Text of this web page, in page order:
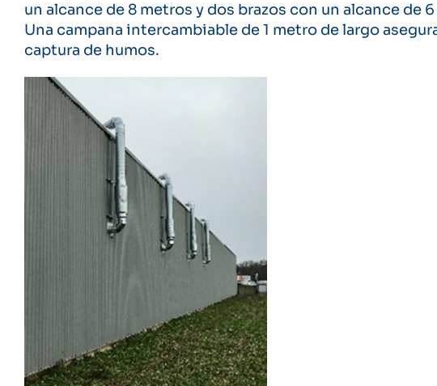
un alcance de 8 metros y dos brazos con un alcance de
Una campana intercambiable de 1 metro de largo
captura de humos.